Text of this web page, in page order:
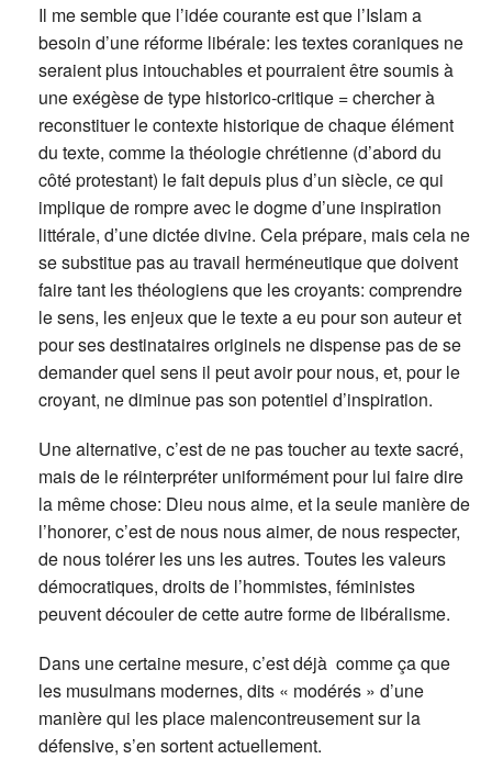
Il me semble que l’idée courante est que l’Islam a
besoin d’une réforme libérale: les textes coraniques ne
seraient plus intouchables et pourraient être soumis à
une exégèse de type historico-critique = chercher à
reconstituer le contexte historique de chaque élément
du texte, comme la théologie chrétienne (d’abord du
côté protestant) le fait depuis plus d’un siècle, ce qui
implique de rompre avec le dogme d’une inspiration
littérale, d’une dictée divine. Cela prépare, mais cela ne
se substitue pas au travail herméneutique que doivent
faire tant les théologiens que les croyants: comprendre
le sens, les enjeux que le texte a eu pour son auteur et
pour ses destinataires originels ne dispense pas de se
demander quel sens il peut avoir pour nous, et, pour le
croyant, ne diminue pas son potentiel d’inspiration.
Une alternative, c’est de ne pas toucher au texte sacré,
mais de le réinterpréter uniformément pour lui faire dire
la même chose: Dieu nous aime, et la seule manière de
l’honorer, c’est de nous nous aimer, de nous respecter,
de nous tolérer les uns les autres. Toutes les valeurs
démocratiques, droits de l’hommistes, féministes
peuvent découler de cette autre forme de libéralisme.
Dans une certaine mesure, c’est déjà comme ça que
les musulmans modernes, dits « modérés » d’une
manière qui les place malencontreusement sur la
défensive, s’en sortent actuellement.